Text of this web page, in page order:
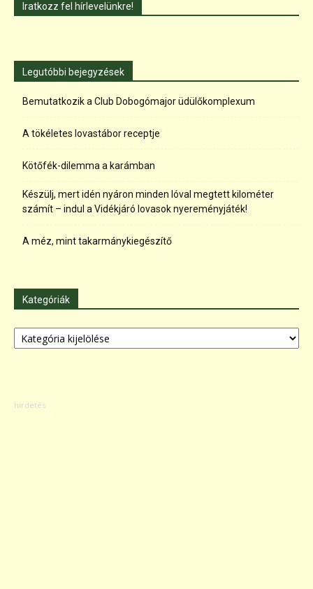
Iratkozz fel hírlevelünkre!
Legutóbbi bejegyzések
Bemutatkozik a Club Dobogómajor üdülőkomplexum
A tökéletes lovastábor receptje
Kötőfék-dilemma a karámban
Készülj, mert idén nyáron minden lóval megtett kilométer
számít – indul a Vidékjáró lovasok nyereményjáték!
A méz, mint takarmánykiegészítő
Kategóriák
Kategóriák